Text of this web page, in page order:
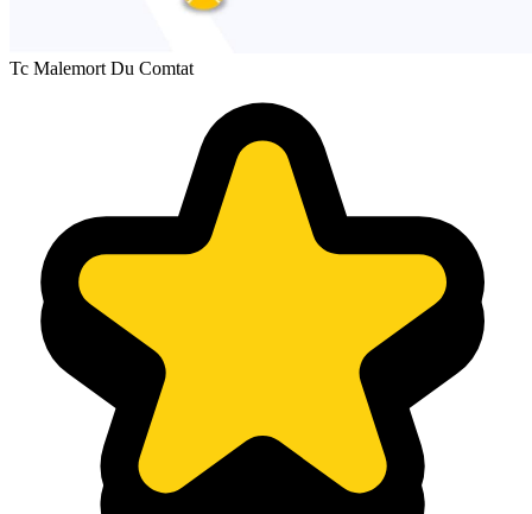
Tc Malemort Du Comtat